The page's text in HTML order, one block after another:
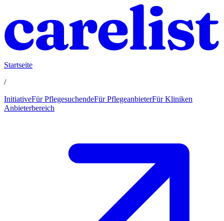
Startseite
/
InitiativeFür PflegesuchendeFür PflegeanbieterFür Kliniken
Anbieterbereich